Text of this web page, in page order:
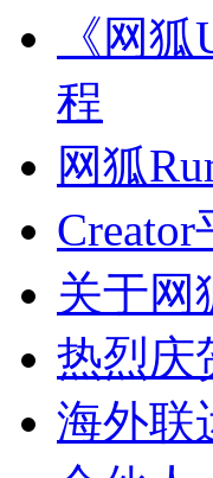
《网
程
网狐
关于网
热烈庆
海外联